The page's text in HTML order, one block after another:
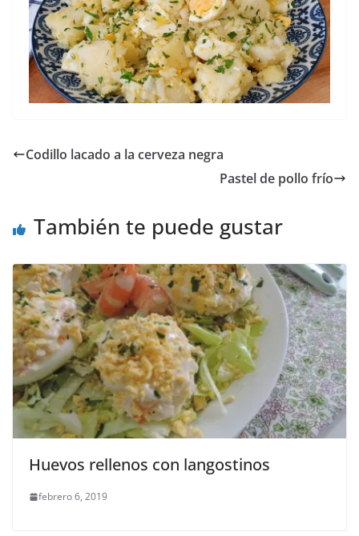
Codillo lacado a la cerveza negra
Pastel de pollo frío
También te puede gustar
Huevos rellenos con langostinos
febrero 6, 2019